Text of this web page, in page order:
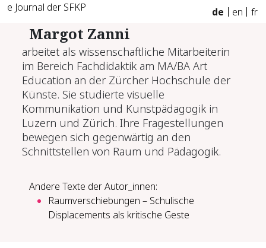
e Journal der SFKP de en fr
Margot Zanni
arbeitet als wissenschaftliche Mitarbeiterin
im Bereich Fachdidaktik am MA/BA Art
Education an der Zürcher Hochschule der
Künste. Sie studierte visuelle
Kommunikation und Kunstpädagogik in
Luzern und Zürich. Ihre Fragestellungen
bewegen sich gegenwärtig an den
Schnittstellen von Raum und Pädagogik.
Andere Texte der Autor_innen:
Raumverschiebungen – Schulische
Displacements als kritische Geste